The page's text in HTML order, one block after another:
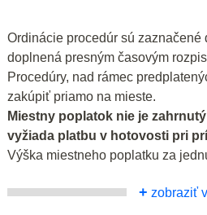
Ordinácie procedúr sú zaznačené
doplnená presným časovým
Procedúry, nad rámec
zakúpiť priamo na mieste.
Miestny poplatok nie je
vyžiada platbu v hotovosti pri
Výška miestneho poplatku za
+ zobraziť